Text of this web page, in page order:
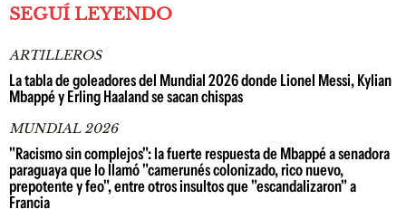
SEGUÍ LEYENDO
ARTILLEROS
La tabla de goleadores del Mundial 2026 donde Lionel Messi, Kylian
Mbappé y Erling Haaland se sacan chispas
MUNDIAL 2026
"Racismo sin complejos": la fuerte respuesta de Mbappé a senadora
paraguaya que lo llamó "camerunés colonizado, rico nuevo,
prepotente y feo", entre otros insultos que "escandalizaron" a
Francia